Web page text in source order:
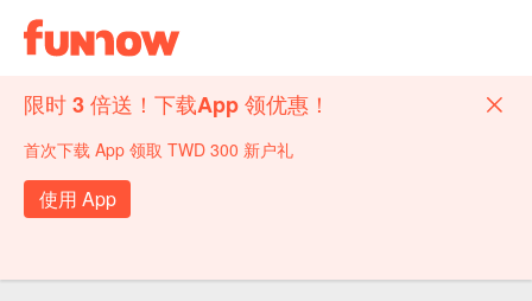
限时 3 倍送！下载App 领优惠！
首次下载 App 领取 TWD 300 新户礼
使用 App